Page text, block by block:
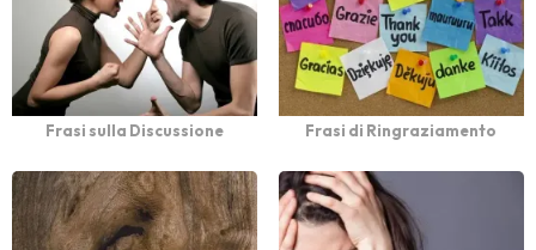
Frasi sulla Discussione Frasi di Ringraziamento